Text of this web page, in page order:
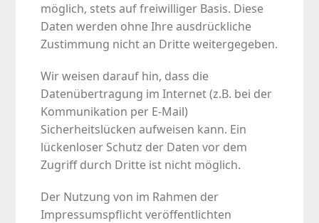
möglich, stets auf freiwilliger Basis. Diese
Daten werden ohne Ihre ausdrückliche
Zustimmung nicht an Dritte weitergegeben.
Wir weisen darauf hin, dass die
Datenübertragung im Internet (z.B. bei der
Kommunikation per E-Mail)
Sicherheitslücken aufweisen kann. Ein
lückenloser Schutz der Daten vor dem
Zugriff durch Dritte ist nicht möglich.
Der Nutzung von im Rahmen der
Impressumspflicht veröffentlichten